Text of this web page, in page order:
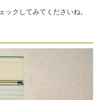
ックしてみてくださいね。